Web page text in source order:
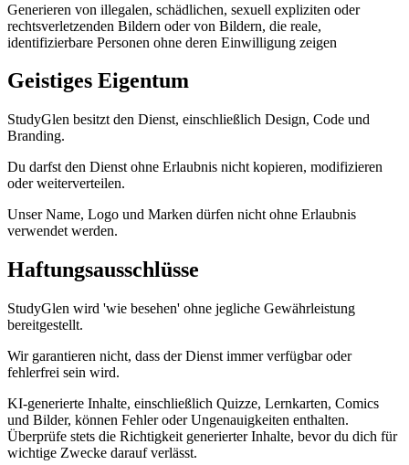
Generieren von illegalen, schädlichen, sexuell expliziten oder
rechtsverletzenden Bildern oder von Bildern, die reale,
identifizierbare Personen ohne deren Einwilligung zeigen
Geistiges Eigentum
StudyGlen besitzt den Dienst, einschließlich Design, Code und
Branding.
Du darfst den Dienst ohne Erlaubnis nicht kopieren, modifizieren
oder weiterverteilen.
Unser Name, Logo und Marken dürfen nicht ohne Erlaubnis
verwendet werden.
Haftungsausschlüsse
StudyGlen wird 'wie besehen' ohne jegliche Gewährleistung
bereitgestellt.
Wir garantieren nicht, dass der Dienst immer verfügbar oder
fehlerfrei sein wird.
KI-generierte Inhalte, einschließlich Quizze, Lernkarten, Comics
und Bilder, können Fehler oder Ungenauigkeiten enthalten.
Überprüfe stets die Richtigkeit generierter Inhalte, bevor du dich für
wichtige Zwecke darauf verlässt.